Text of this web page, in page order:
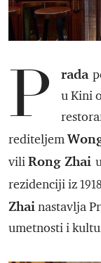
P rada
u Kini
rediteljem
viliRong Zhai
rezidenciji iz
Zhainastavlja
umetnosti i